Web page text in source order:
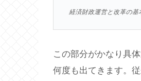
経済財政運営と改革の基
この部分がかなり具
何度も出てきます。